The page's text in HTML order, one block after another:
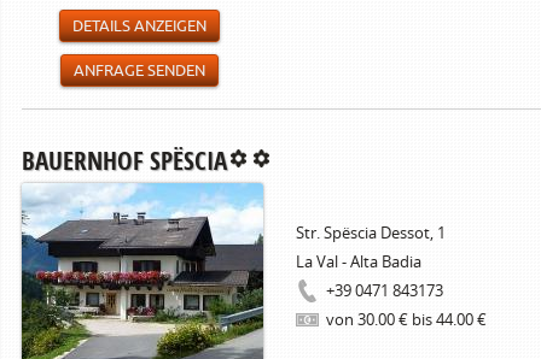
DETAILS ANZEIGEN
ANFRAGE SENDEN
BAUERNHOF SPËSCIA
Str. Spëscia Dessot, 1
La Val - Alta Badia
+39 0471 843173
von 30.00 € bis 44.00 €